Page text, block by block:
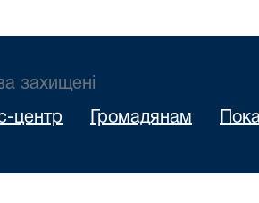
захищені
центр Громадянам